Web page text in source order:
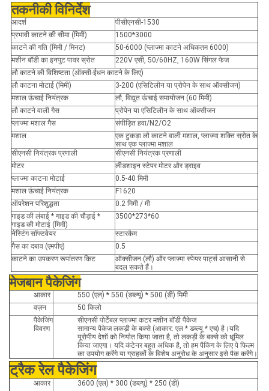
तकनीकी विनिर्देश
आदर्श
पीसीएनसी-1530
प्रभावी काटने की सीमा (मिमी)
1500*3000
काटने की गति (मिमी / मिनट)
50-6000 (प्लाज्मा काटने अधिकतम 6000)
मशीन बॉडी का इनपुट पावर स्रोत
220V एसी, 50/60HZ, 160W सिंगल फेज
लौ काटने की विशिष्टता (ऑक्सी-ईंधन काटने के लिए)
लौ काटना मोटाई (मिमी)
3-200 (एसिटिलीन या प्रोपेन के साथ ऑक्सीजन)
मशाल ऊंचाई नियंत्रक
लौ, विद्युत ऊंचाई समायोजन (60 मिमी)
लौ काटने वाली गैस
प्रोपेन या एसिटिलीन के साथ ऑक्सीजन
प्लाज्मा मशाल गैस
संपीड़ित हवा/N2/O2
मशाल
एक टुकड़ा लौ काटने वाली मशाल, प्लाज्मा शक्ति स्रोत के
साथ एक प्लाज्मा मशाल
सीएनसी नियंत्रक प्रणाली
सीएनसी नियंत्रक प्रणाली
मोटर
लीडशाइन स्टेपर मोटर और ड्राइव
प्लाज्मा काटना मोटाई
0.5-40 मिमी
मशाल ऊंचाई नियंत्रक
F1620
ऑपरेशन परिशुद्धता
0.2 मिमी / मी
गाइड की लंबाई * गाइड की चौड़ाई *
गाइड की मोटाई (मिमी)
3500*273*60
नेस्टिंग सॉफ्टवेयर
स्टारकैम
गैस का दबाव (एमपीए)
0.5
काटने का उपकरण रूपांतरण किट
ऑक्सीजन (लौ) और प्लाज्मा स्पेयर पार्ट्स आसानी से
बदल सकते हैं।
मेजबान पैकेजिंग
आकार
550 (एल) * 550 (डब्ल्यू) * 500 (डी) मिमी
वज़न
50 किलो
पैकेजिंग
विवरण
सीएनसी पोर्टेबल प्लाज्मा कटर मशीन बॉडी पैकेज
सामान्य पैकेज लकड़ी के बक्से (आकार: एल * डब्ल्यू * एच) है।यदि
यूरोपीय देशों को निर्यात किया जाता है, तो लकड़ी के बक्से को धूमिल
किया जाएगा। यदि कंटेनर बहुत अधिक है, तो हम पैकिंग के लिए पे फिल्म
का उपयोग करेंगे या ग्राहकों के विशेष अनुरोध के अनुसार इसे पैक करेंगे।
ट्रैक रेल पैकेजिंग
आकार
3600 (एल) * 300 (डब्ल्यू) * 250 (डी)